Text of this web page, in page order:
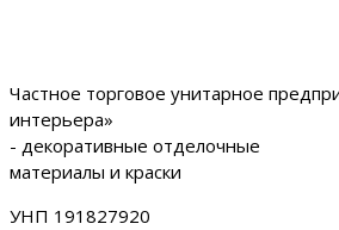
Частное торговое унитарное
интерьера»
- декоративные отделочные
материалы и краски
УНП 191827920